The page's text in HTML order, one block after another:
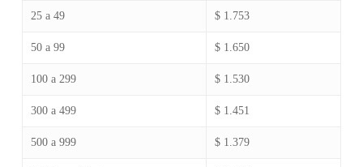
25 a 49 $ 1.753
50 a 99 $ 1.650
100 a 299 $ 1.530
300 a 499 $ 1.451
500 a 999 $ 1.379